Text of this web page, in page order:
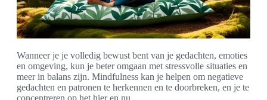
Wanneer je je volledig bewust bent van je gedachten, emoties
en omgeving, kun je beter omgaan met stressvolle situaties en
meer in balans zijn. Mindfulness kan je helpen om negatieve
gedachten en patronen te herkennen en te doorbreken, en je te
concentreren op het hier en nu.